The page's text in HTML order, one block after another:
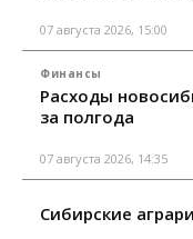
07 августа 2026, 15:00
Финансы
Расходы
за полгода
07 августа 2026, 14:35
Сибирские